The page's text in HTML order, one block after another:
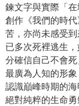
鍊文字與實際「在
創作《我們的時
苦，亦尚未感受
已多次死裡逃生
分確信自己不會
最廣為人知的形
認識巔峰時期的
絕對純粹的生命勇